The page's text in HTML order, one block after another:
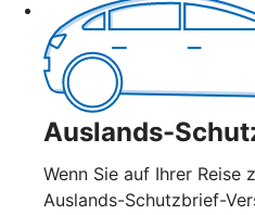
Auslands-
Wenn Sie auf Ihrer
Auslands-Schutzbrief-